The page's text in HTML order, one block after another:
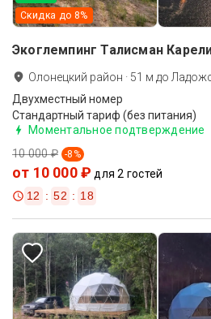
Скидка до 8%
Экоглемпинг Талисман
Олонецкий район · 51 м до
Двухместный номер
Стандартный тариф (без питания)
Моментальное подтверждение
10 000 ₽ -8 %
от 10 000 ₽ для 2 гостей
12 : 52 : 17